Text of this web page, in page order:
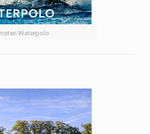
Waterpolo